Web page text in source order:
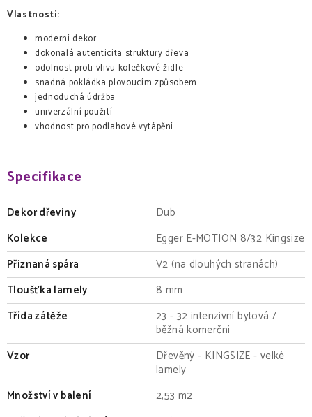
Vlastnosti:
moderní dekor
dokonalá autenticita struktury dřeva
odolnost proti vlivu kolečkové židle
snadná pokládka plovoucím způsobem
jednoduchá údržba
univerzální použití
vhodnost pro podlahové vytápění
Specifikace
Dekor dřeviny
Dub
Kolekce
Egger E-MOTION 8/32 Kingsize
Přiznaná spára
V2 (na dlouhých stranách)
Tloušťka lamely
8 mm
Třída zátěže
23 - 32 intenzivní bytová /
běžná komerční
Vzor
Dřevěný - KINGSIZE - velké
lamely
Množství v balení
2,53 m2